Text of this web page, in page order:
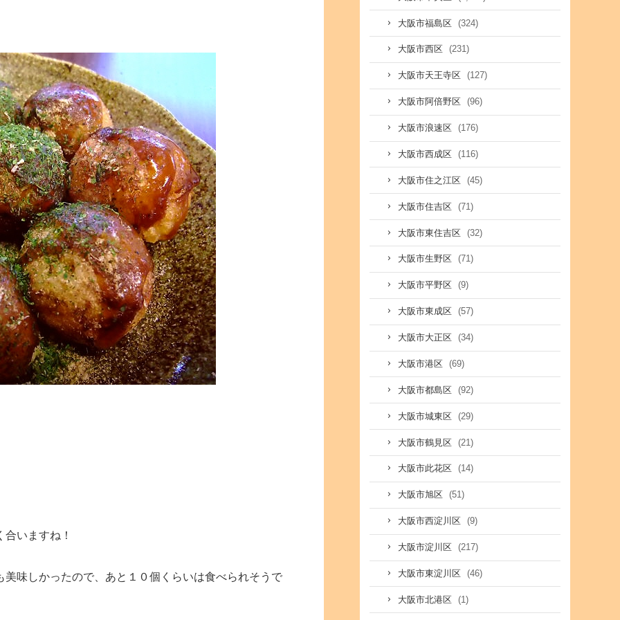
いますね！
味しかったので、あと１０個くらいは食べられそうで
大阪市福島区 (324)
大阪市西区 (231)
大阪市天王寺区 (127)
大阪市阿倍野区 (96)
大阪市浪速区 (176)
大阪市西成区 (116)
大阪市住之江区 (45)
大阪市住吉区 (71)
大阪市東住吉区 (32)
大阪市生野区 (71)
大阪市平野区 (9)
大阪市東成区 (57)
大阪市大正区 (34)
大阪市港区 (69)
大阪市都島区 (92)
大阪市城東区 (29)
大阪市鶴見区 (21)
大阪市此花区 (14)
大阪市旭区 (51)
大阪市西淀川区 (9)
大阪市淀川区 (217)
大阪市東淀川区 (46)
大阪市北港区 (1)